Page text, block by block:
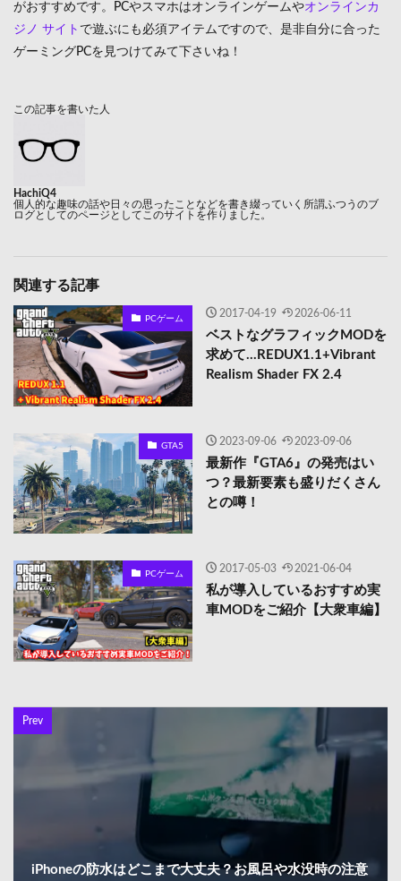
がおすすめです。PCやスマホはオンラインゲームやオンラインカ
ジノ サイト で遊ぶにも必須アイテムですので、是非自分に合った
ゲーミングPCを見つけてみて下さいね！
この記事を書いた人
HachiQ4
個人的な趣味の話や日々の思ったことなどを書き綴っていく所謂ふつうのブ
ログとしてのページとしてこのサイトを作りました。
関連する記事
PCゲーム 2017-04-19 2026-06-11
ベストなグラフィックMODを
求めて…REDUX1.1+Vibrant
Realism Shader FX 2.4
GTA5 2023-09-06 2023-09-06
最新作『GTA6』の発売はい
つ？最新要素も盛りだくさん
との噂！
PCゲーム 2017-05-03 2021-06-04
私が導入しているおすすめ実
車MODをご紹介【大衆車編】
Prev
iPhoneの防水はどこまで大丈夫？お風呂や水没時の注意